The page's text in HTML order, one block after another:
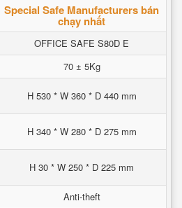
Special Safe Manufacturers bán
chạy nhất
OFFICE SAFE S80D E
70 ± 5Kg
H 530 * W 360 * D 440 mm
H 340 * W 280 * D 275 mm
H 30 * W 250 * D 225 mm
Anti-theft